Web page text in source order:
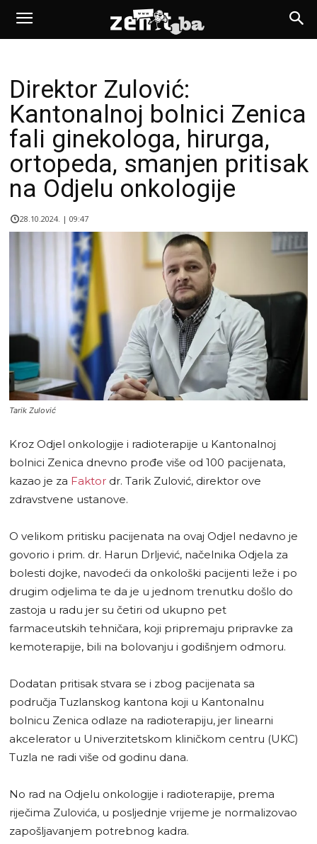
Direktor Zulović:
Kantonalnoj bolnici Zenica
fali ginekologa, hirurga,
ortopeda, smanjen pritisak
na Odjelu onkologije
28.10.2024. | 09:47
Tarik Zulović
Kroz Odjel onkologije i radioterapije u Kantonalnoj
bolnici Zenica dnevno prođe više od 100 pacijenata,
kazao je za Faktor dr. Tarik Zulović, direktor ove
zdravstvene ustanove.
O velikom pritisku pacijenata na ovaj Odjel nedavno je
govorio i prim. dr. Harun Drljević, načelnika Odjela za
bolesti dojke, navodeći da onkološki pacijenti leže i po
drugim odjelima te da je u jednom trenutku došlo do
zastoja u radu jer su četiri od ukupno pet
farmaceutskih tehničara, koji pripremaju pripravke za
kemoterapije, bili na bolovanju i godišnjem odmoru.
Dodatan pritisak stvara se i zbog pacijenata sa
područja Tuzlanskog kantona koji u Kantonalnu
bolnicu Zenica odlaze na radioterapiju, jer linearni
akcelerator u Univerzitetskom kliničkom centru (UKC)
Tuzla ne radi više od godinu dana.
No rad na Odjelu onkologije i radioterapije, prema
riječima Zulovića, u posljednje vrijeme je normalizovao
zapošljavanjem potrebnog kadra.